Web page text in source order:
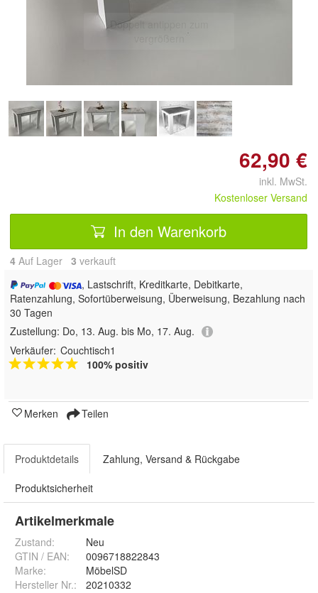
Doppelt antippen zum
62,90 €
inkl. MwSt.
Kostenloser Versand
In den Warenkorb
4 Auf Lager 3 verkauft
, Lastschrift, Kreditkarte, Debitkarte,
Ratenzahlung, Sofortüberweisung, Überweisung, Bezahlung nach
30 Tagen
Zustellung: Do, 13. Aug. bis Mo, 17. Aug.
Verkäufer: Couchtisch1
100% positiv
Merken Teilen
Produktdetails Zahlung, Versand & Rückgabe
Produktsicherheit
Artikelmerkmale
Zustand:
Neu
GTIN / EAN:
0096718822843
Marke:
MöbelSD
Hersteller Nr.:
20210332